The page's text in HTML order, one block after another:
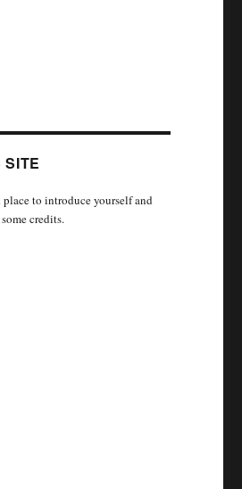
to introduce yourself and
credits.